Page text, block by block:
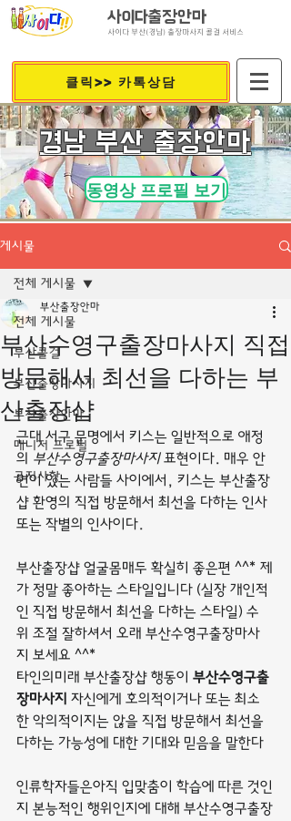
사이다출장안마
사이다 부산(경남) 출장마사지 콜걸 서비스
클릭>> 카톡상담
​경남 부산 출장안마
동영상 프로필 보기
게시물
전체 게시물
부산콜걸
부산출장마사지
부산출장안마
매니저 프로필
공지사항
전체 게시물
부산수영구출장마사지 직접
방문해서 최선을 다하는 부
산출장샵
부산출장안마
근대 서구 문명에서 키스는 일반적으로 애정
의 부산수영구출장마사지 표현이다. 매우 안
면이 있는 사람들 사이에서, 키스는 부산출장
샵 환영의 직접 방문해서 최선을 다하는 인사
또는 작별의 인사이다.
부산출장샵 얼굴몸매두 확실히 좋은편 ^^* 제
가 정말 좋아하는 스타일입니다 (실장 개인적
인 직접 방문해서 최선을 다하는 스타일) 수
위 조절 잘하셔서 오래 부산수영구출장마사
지 보세요 ^^*
타인의미래 부산출장샵 행동이 부산수영구출
장마사지 자신에게 호의적이거나 또는 최소
한 악의적이지는 않을 직접 방문해서 최선을
다하는 가능성에 대한 기대와 믿음을 말한다
인류학자들은아직 입맞춤이 학습에 따른 것인
지 본능적인 행위인지에 대해 부산수영구출장